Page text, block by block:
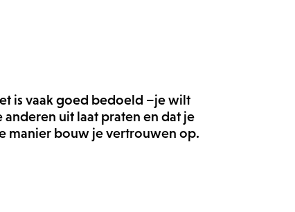
is vaak goed bedoeld –je wilt
uit laat praten en dat je
manier bouw je vertrouwen op.